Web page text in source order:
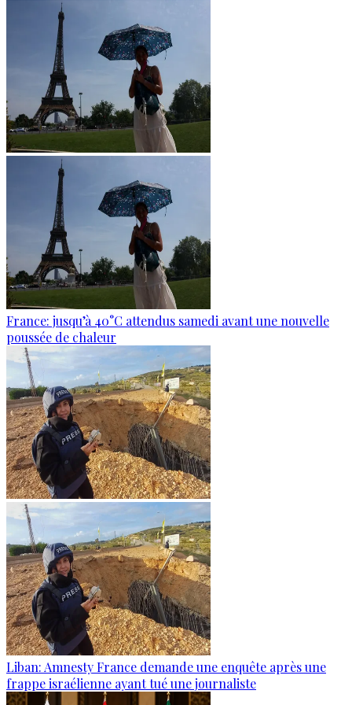
France: jusqu’à 40°C attendus samedi avant une nouvelle
poussée de chaleur
Liban: Amnesty France demande une enquête après une
frappe israélienne ayant tué une journaliste